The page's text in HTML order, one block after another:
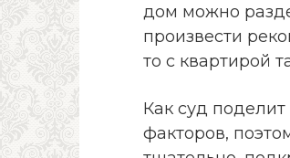
дом можно
произвести
то с квартирой
Как суд
факторов,